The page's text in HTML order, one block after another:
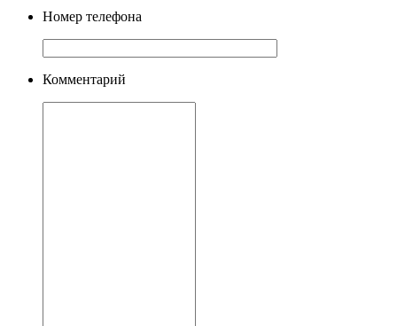
Номер телефона
Комментарий